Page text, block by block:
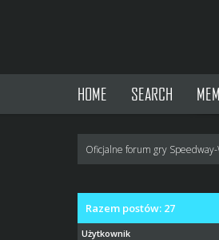
HOME SEARCH
Oficjalne forum gry
Razem postów: 27
Użytkownik